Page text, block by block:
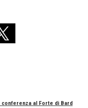
conferenza al Forte di Bard